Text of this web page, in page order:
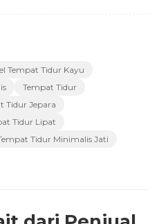
Tempat Tidur Kayu
Tempat Tidur
Tidur Jepara
Tidur Lipat
Tidur Minimalis Jati